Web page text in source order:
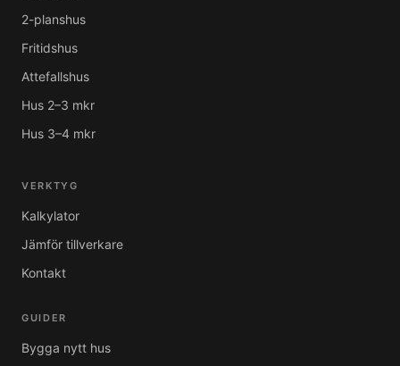
2-planshus
Fritidshus
Attefallshus
Hus 2–3 mkr
Hus 3–4 mkr
VERKTYG
Kalkylator
Jämför tillverkare
Kontakt
GUIDER
Bygga nytt hus